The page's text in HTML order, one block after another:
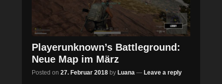
Playerunknown’s Battleground:
Neue Map im März
Posted on 27. Februar 2018 by Luana — Leave a reply